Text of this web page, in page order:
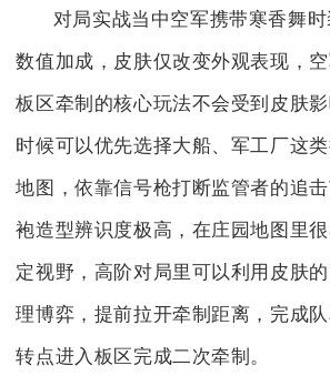
对局实战当中空军携带寒香舞
数值加成，皮肤仅改变外观表现，空
板区牵制的核心玩法不会受到皮肤
时候可以优先选择大船、军工厂这
地图，依靠信号枪打断监管者的追
袍造型辨识度极高，在庄园地图里
定视野，高阶对局里可以利用皮肤
理博弈，提前拉开牵制距离，完成
转点进入板区完成二次牵制。